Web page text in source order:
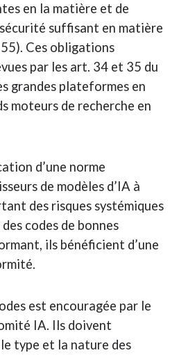
en la matière et de
suffisant en matière
Ces obligations
par les art. 34 et 35 du
grandes plateformes en
moteurs de recherche en
d’une norme
de modèles d’IA à
des risques systémiques
codes de bonnes
ils bénéficient d’une
est encouragée par le
IA. Ils doivent
type et la nature des